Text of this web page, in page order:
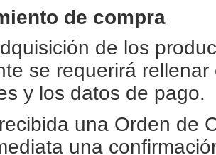
de compra
de los
se requerirá
y los datos de pago.
una Orden de
una